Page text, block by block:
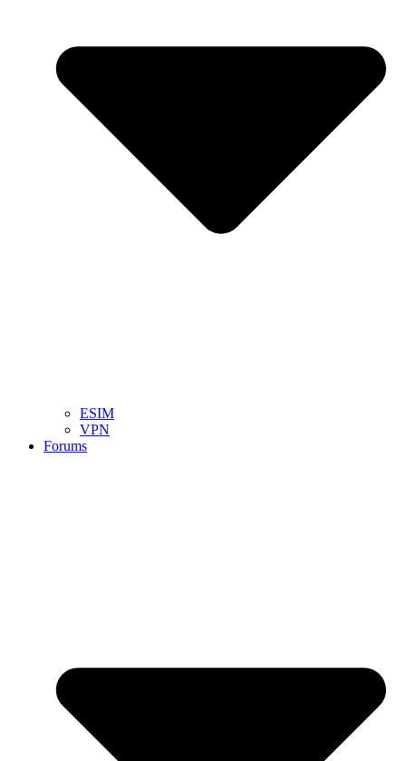
ESIM
VPN
Forums